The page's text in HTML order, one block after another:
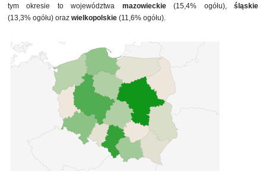
tym okresie to województwa mazowieckie(15,4% ogółu),śląskie
(13,3% ogółu) oraz wielkopolskie (11,6% ogółu).